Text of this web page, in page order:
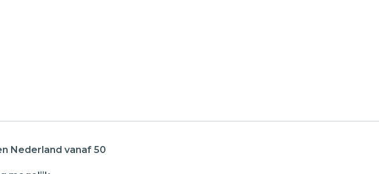
Nederland vanaf 50